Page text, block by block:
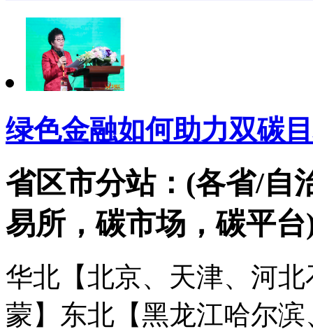
绿色金融如何助力双碳
省区市分站：(各省/自
易所，碳市场，碳平台
华北【北京、天津、河
蒙】 东北【黑龙江哈尔